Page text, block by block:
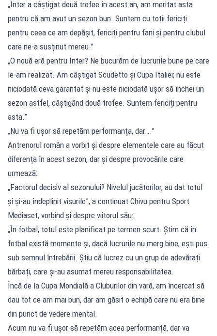
„Inter a câștigat două trofee în acest an, am meritat asta
pentru că am avut un sezon bun. Suntem cu toții fericiți
pentru ceea ce am depășit, fericiți pentru fani și pentru clubul
care ne-a susținut mereu.”
„O nouă eră pentru Inter? Ne bucurăm de lucrurile bune pe care
le-am realizat. Am câștigat Scudetto și Cupa Italiei; nu este
niciodată ceva garantat și nu este niciodată ușor să închei un
sezon astfel, câștigând două trofee. Suntem fericiți pentru
asta.”
„Nu va fi ușor să repetăm performanța, dar...”
Antrenorul român a vorbit și despre elementele care au făcut
diferența în acest sezon, dar și despre provocările care
urmează:
„Factorul decisiv al sezonului? Nivelul jucătorilor, au dat totul
și și-au îndeplinit visurile”, a continuat Chivu pentru Sport
Mediaset, vorbind și despre viitorul său:
„În fotbal, totul este planificat pe termen scurt. Știm că în
fotbal există momente și, dacă lucrurile nu merg bine, ești pus
sub semnul întrebării. Știu că lucrez cu un grup de adevărați
bărbați, care și-au asumat mereu responsabilitatea.
Încă de la Cupa Mondială a Cluburilor din vară, am încercat să
dau tot ce am mai bun, dar am găsit o echipă care nu era bine
din punct de vedere mental.
Acum nu va fi ușor să repetăm acea performanță, dar va